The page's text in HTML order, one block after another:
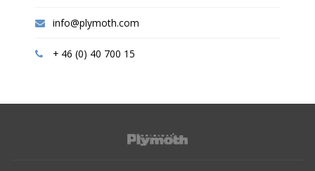
info@plymoth.com
+ 46 (0) 40 700 15